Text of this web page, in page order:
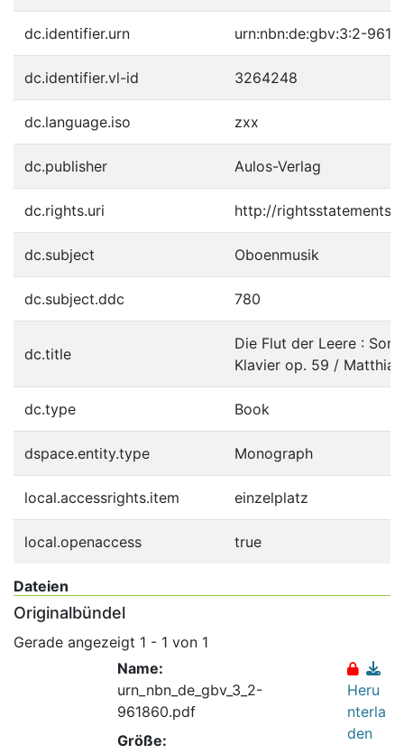
dc.identifier.urn urn:nbn:de:gbv:3:2-
dc.identifier.vl-id 3264248
dc.language.iso zxx
dc.publisher Aulos-Verlag
dc.rights.uri http://
dc.subject Oboenmusik
dc.subject.ddc 780
dc.title
Die Flut der Leere :
Klavier op. 59 /
dc.type Book
dspace.entity.type Monograph
local.accessrights.item einzelplatz
local.openaccess true
Dateien
Originalbündel
Gerade angezeigt 1 - 1 von 1
Name:
urn_nbn_de_gbv_3_2-
961860.pdf
Größe:
Heru
nterla
den